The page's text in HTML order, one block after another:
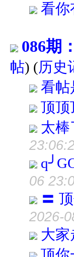
看你
086期
帖) (历史
看帖
顶顶
太棒
06
〓
2026-
大家